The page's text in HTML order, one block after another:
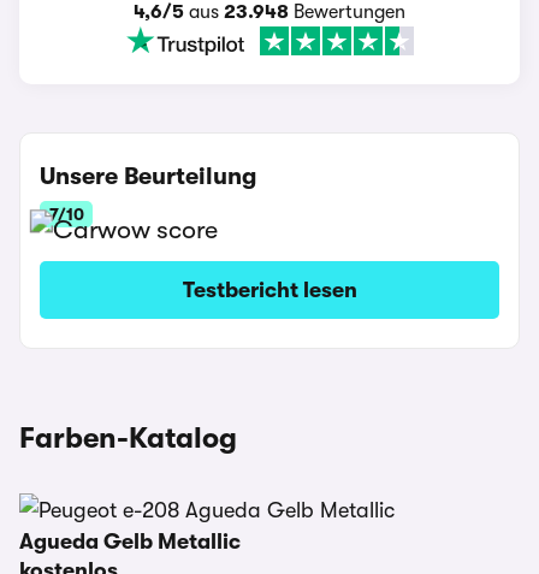
4,6/5 aus 23.948 Bewertungen
Unsere Beurteilung
7/10
Testbericht lesen
Farben-Katalog
Agueda Gelb Metallic